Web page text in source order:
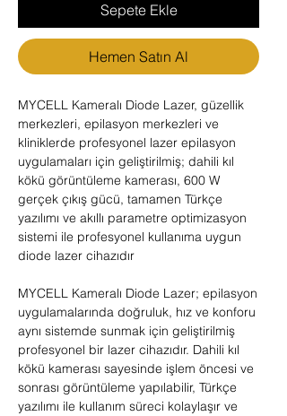
Sepete Ekle
Hemen Satın Al
MYCELL Kameralı Diode Lazer, güzellik
merkezleri, epilasyon merkezleri ve
kliniklerde profesyonel lazer epilasyon
uygulamaları için geliştirilmiş; dahili kıl
kökü görüntüleme kamerası, 600 W
gerçek çıkış gücü, tamamen Türkçe
yazılımı ve akıllı parametre optimizasyon
sistemi ile profesyonel kullanıma uygun
diode lazer cihazıdır
MYCELL Kameralı Diode Lazer; epilasyon
uygulamalarında doğruluk, hız ve konforu
aynı sistemde sunmak için geliştirilmiş
profesyonel bir lazer cihazıdır. Dahili kıl
kökü kamerası sayesinde işlem öncesi ve
sonrası görüntüleme yapılabilir, Türkçe
yazılımı ile kullanım süreci kolaylaşır ve